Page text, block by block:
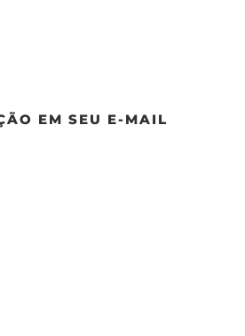
EM SEU E-MAIL